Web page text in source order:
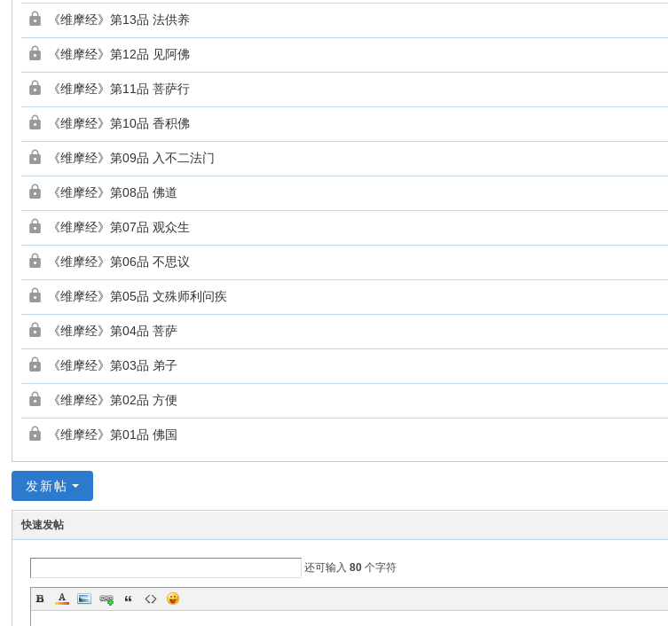
《维摩经》第13品 法供养
《维摩经》第12品 见阿佛
《维摩经》第11品 菩萨行
《维摩经》第10品 香积佛
《维摩经》第09品 入不二法门
《维摩经》第08品 佛道
《维摩经》第07品 观众生
《维摩经》第06品 不思议
《维摩经》第05品 文殊师利问疾
《维摩经》第04品 菩萨
《维摩经》第03品 弟子
《维摩经》第02品 方便
《维摩经》第01品 佛国
发新帖
快速发帖
还可输入80 个字符